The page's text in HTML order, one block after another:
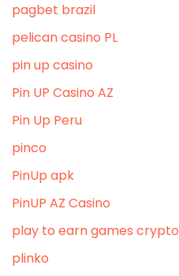
pagbet brazil
pelican casino PL
pin up casino
Pin UP Casino AZ
Pin Up Peru
pinco
PinUp apk
PinUP AZ Casino
play to earn games crypto
plinko